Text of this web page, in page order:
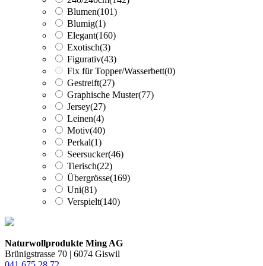
Blumen(101)
Blumig(1)
Elegant(160)
Exotisch(3)
Figurativ(43)
Fix für Topper/Wasserbett(0)
Gestreift(27)
Graphische Muster(77)
Jersey(27)
Leinen(4)
Motiv(40)
Perkal(1)
Seersucker(46)
Tierisch(22)
Übergrösse(169)
Uni(81)
Verspielt(140)
Naturwollprodukte Ming AG
Brünigstrasse 70 | 6074 Giswil